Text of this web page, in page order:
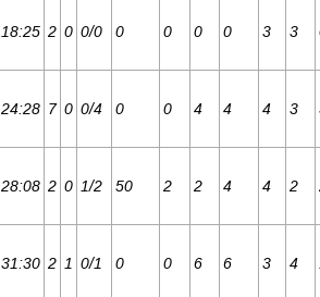
18:25 2 0 0/0 0 0 0 0 3 3
24:28 7 0 0/4 0 0 4 4 4 3
28:08 2 0 1/2 50 2 2 4 4 2
31:30 2 1 0/1 0 0 6 6 3 4